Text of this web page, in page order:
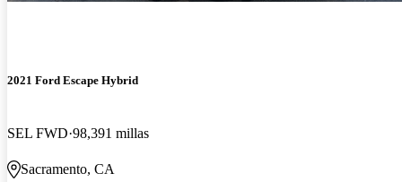
2021 Ford Escape Hybrid
SEL FWD 98,391 millas
Sacramento, CA